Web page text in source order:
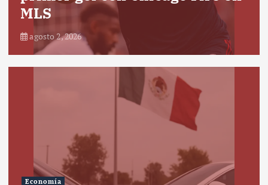
MLS
agosto 2, 2026
Economía